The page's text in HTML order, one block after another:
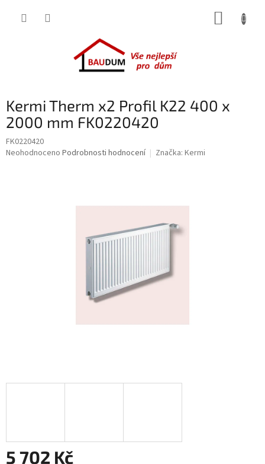
Kermi Therm x2 Profil K22 400 x
2000 mm FK0220420
FK0220420
Průměrné
Neohodnoceno Podrobnosti hodnocení Značka: Kermi
5 702 Kč